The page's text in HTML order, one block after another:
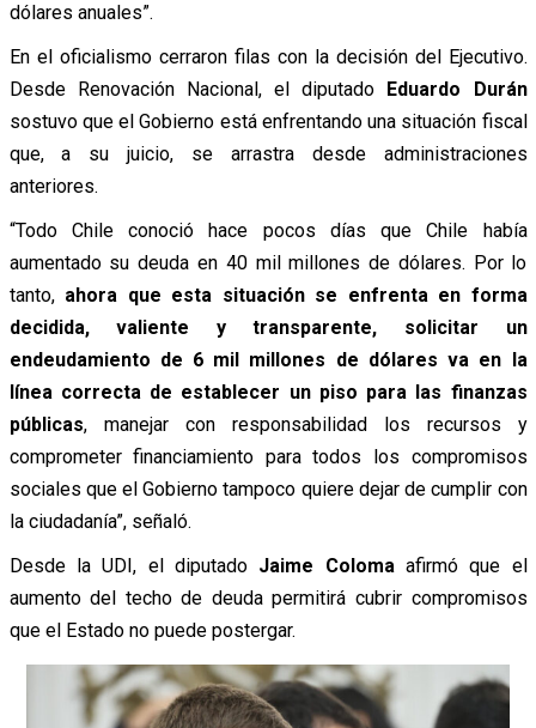
dólares anuales”.
En el oficialismo cerraron filas con la decisión del Ejecutivo.
Desde Renovación Nacional, el diputado Eduardo Durán
sostuvo que el Gobierno está enfrentando una situación fiscal
que, a su juicio, se arrastra desde administraciones
anteriores.
“Todo Chile conoció hace pocos días que Chile había
aumentado su deuda en 40 mil millones de dólares. Por lo
tanto, ahora que esta situación se enfrenta en forma
decidida, valiente y transparente, solicitar un
endeudamiento de 6 mil millones de dólares va en la
línea correcta de establecer un piso para las finanzas
públicas, manejar con responsabilidad los recursos y
comprometer financiamiento para todos los compromisos
sociales que el Gobierno tampoco quiere dejar de cumplir con
la ciudadanía”, señaló.
Desde la UDI, el diputado Jaime Colomaafirmó que el
aumento del techo de deuda permitirá cubrir compromisos
que el Estado no puede postergar.